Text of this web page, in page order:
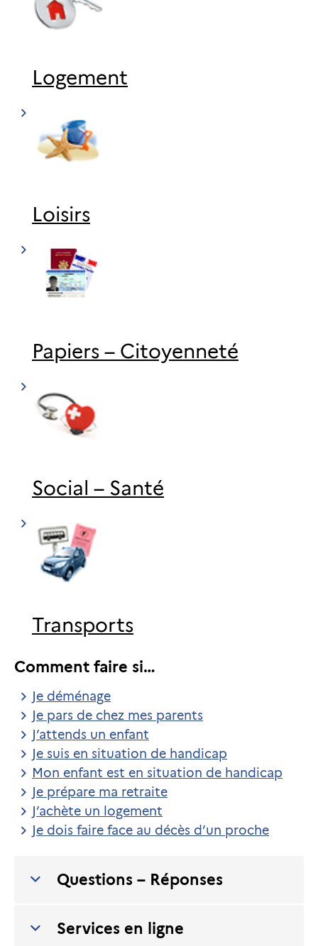
Logement
Loisirs
Papiers – Citoyenneté
Social – Santé
Transports
Comment faire si…
Je déménage
Je pars de chez mes parents
J’attends un enfant
Je suis en situation de handicap
Mon enfant est en situation de handicap
Je prépare ma retraite
J’achète un logement
Je dois faire face au décès d’un proche
Questions – Réponses
Services en ligne